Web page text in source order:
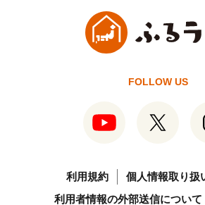
FOLLOW US
利用規約
個人情報取り扱
利用者情報の外部送信について